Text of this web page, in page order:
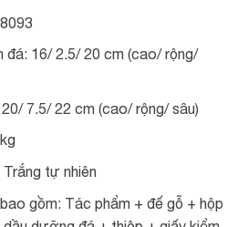
đá: 16/ 2.5/ 20 cm (cao/ rộng/
7.5/ 22 cm (cao/ rộng/ sâu)
tự nhiên
gồm: Tác phẩm + đế gỗ + hộp